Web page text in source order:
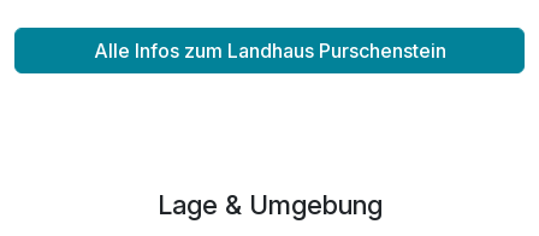
Alle Infos zum Landhaus Purschenstein
Lage & Umgebung